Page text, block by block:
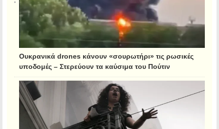
Ουκρανικά drones κάνουν «σουρωτήρι» τις ρωσικές
υποδομές – Στερεύουν τα καύσιμα του Πούτιν